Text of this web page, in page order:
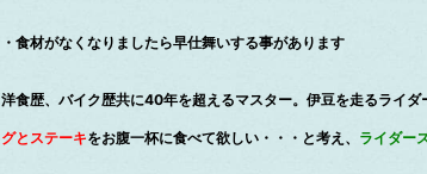
・食材がなくなりましたら早仕舞いする事があります
洋食歴、バイク歴共に40年を超えるマスター。伊豆を走るライ
グとステーキをお腹一杯に食べて欲しい・・・と考え、 ライダー